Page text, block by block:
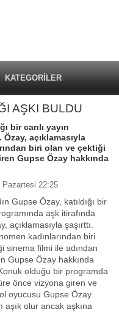
KATEGORİLER
AŞKI BULDU
bir canlı yayın
açıklamasıyla
biri olan ve çektiği
Gupse Özay hakkında
Pazartesi 22:25
Gupse Özay, katıldığı bir
aşk itirafında
açıklamasıyla şaşırttı.
kadınlarından biri
sinema filmi ile adından
Gupse Özay hakkında
olduğu bir programda
önce vizyona giren ve
oyucusu Gupse Özay
aşık olur ancak aşkına